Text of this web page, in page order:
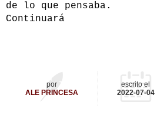
de lo que pensaba.
Continuará
por
ALE PRINCESA
escrito el
2022-07-04